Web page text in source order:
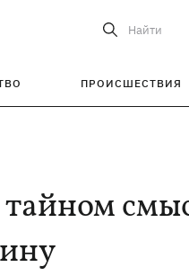
Найти
ПРОИСШЕСТВИЯ
тайном